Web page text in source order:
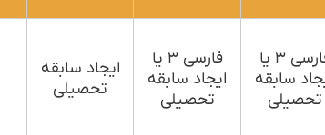
فارسی ۳ یا
سابقه
تحصیلی
فارسی ۳ یا
ایجاد سابقه
تحصیلی
ایجاد سابقه
تحصیلی